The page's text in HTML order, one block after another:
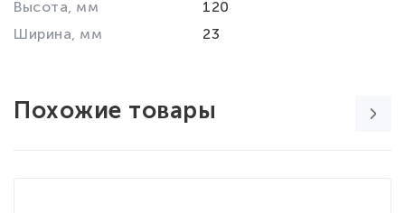
Высота, мм
120
Ширина, мм
23
Похожие товары